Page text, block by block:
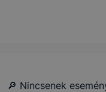
🔎 Nincsenek